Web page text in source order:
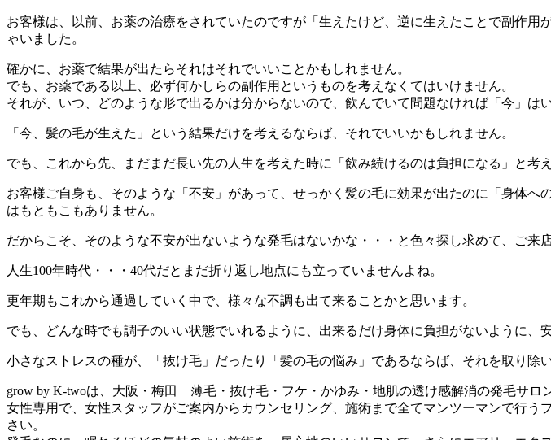
お客様は、以前、お薬の治療をされていたのですが「生えたけど、逆に生えたことで副作
ゃいました。
確かに、お薬で結果が出たらそれはそれでいいことかもしれません。
でも、お薬である以上、必ず何かしらの副作用というものを考えなくてはいけません。
それが、いつ、どのような形で出るかは分からないので、飲んでいて問題なければ「今」はい
「今、髪の毛が生えた」という結果だけを考えるならば、それでいいかもしれません。
でも、これから先、まだまだ長い先の人生を考えた時に「飲み続けるのは負担になる」と考
お客様ご自身も、そのような「不安」があって、せっかく髪の毛に効果が出たのに「身体
はもともこもありません。
だからこそ、そのような不安が出ないような発毛はないかな・・・と色々探し求めて、ご来
人生100年時代・・・40代だとまだ折り返し地点にも立っていませんよね。
更年期もこれから通過していく中で、様々な不調も出て来ることかと思います。
でも、どんな時でも調子のいい状態でいれるように、出来るだけ身体に負担がないように、
小さなストレスの種が、「抜け毛」だったり「髪の毛の悩み」であるならば、それを取り除
grow by K-twoは、大阪・梅田 薄毛・抜け毛・フケ・かゆみ・地肌の透け感解消の発毛サロ
女性専用で、女性スタッフがご案内からカウンセリング、施術まで全てマンツーマンで行
さい。